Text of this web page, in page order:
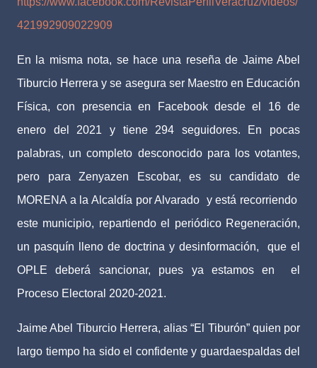
421992909022909
En la misma nota, se hace una reseña de Jaime Abel
Tiburcio Herrera y se asegura ser Maestro en Educación
Física, con presencia en Facebook desde el 16 de
enero del 2021 y tiene 294 seguidores. En pocas
palabras, un completo desconocido para los votantes,
pero para Zenyazen Escobar, es su candidato de
MORENA a la Alcaldía por Alvarado y está recorriendo
este municipio, repartiendo el periódico Regeneración,
un pasquín lleno de doctrina y desinformación,
que el
OPLE deberá sancionar, pues ya estamos en
el
Proceso Electoral 2020-2021.
Jaime Abel Tiburcio Herrera, alias “El Tiburón” quien por
largo tiempo ha sido el confidente y guardaespaldas del